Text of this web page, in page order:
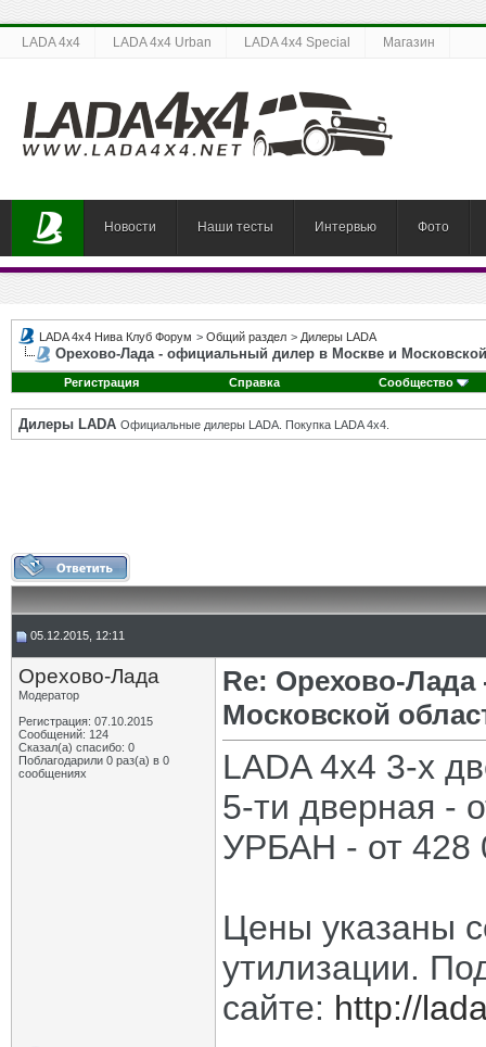
LADA 4x4 LADA 4x4 Urban LADA 4x4 Special Магазин
Новости Наши тесты Интервью Фото
LADA 4x4 Нива Клуб Форум > Общий раздел > Дилеры LADA
Орехово-Лада - официальный дилер в Москве и
Регистрация Справка Сообщество
Дилеры LADA Официальные дилеры LADA. Покупка LADA 4x4.
05.12.2015, 12:11
Орехово-Лада
Модератор
Регистрация: 07.10.2015
Сообщений: 124
Сказал(а) спасибо: 0
Поблагодарили 0 раз(а) в 0
сообщениях
Re: Орехово-
Московской
LADA 4x4 3-х
5-ти дверная -
УРБАН - от 428
Цены указаны
утилизации.
сайте: http://